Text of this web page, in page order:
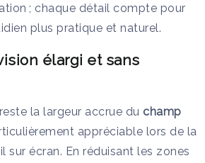
; chaque détail compte pour
plus pratique et naturel.
élargi et sans
la largeur accrue du champ
appréciable lors de la
sur écran. En réduisant les zones